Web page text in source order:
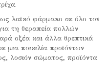
λαϊκό φάρμακο σε όλο τον
τη θεραπεία πολλών
οξέα και άλλα θρεπτικά
μια ποικιλία προϊόντων
λοσιόν σώματος, προϊόντα